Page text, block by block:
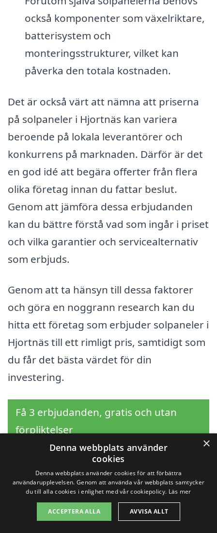
också komponenter som växelriktare,
batterisystem och
monteringsstrukturer, vilket kan
påverka den totala kostnaden.
Det är också värt att nämna att priserna
på solpaneler i Hjortnäs kan variera
beroende på lokala leverantörer och
konkurrens på marknaden. Därför är det
en god idé att begära offerter från flera
olika företag innan du fattar beslut.
Genom att jämföra dessa erbjudanden
kan du bättre förstå vad som ingår i priset
och vilka garantier och servicealternativ
som erbjuds.
Genom att ta hänsyn till dessa faktorer
och göra en noggrann research kan du
hitta ett företag som erbjuder solpaneler i
Hjortnäs till ett rimligt pris, samtidigt som
du får det bästa värdet för din
investering.
Få 3 erbjudanden, gratis och utan
förpliktelser
Sök efter en
professionell för
×
Denna webbplats använder
cookies
Denna webbplats använder cookies för att förbättra
användarupplevelsen. Genom att använda vår webbplats samtycker
du till alla cookies i enlighet med vår cookiepolicy. Läs mer
ACCEPTERA ALLA AVVISA ALLT